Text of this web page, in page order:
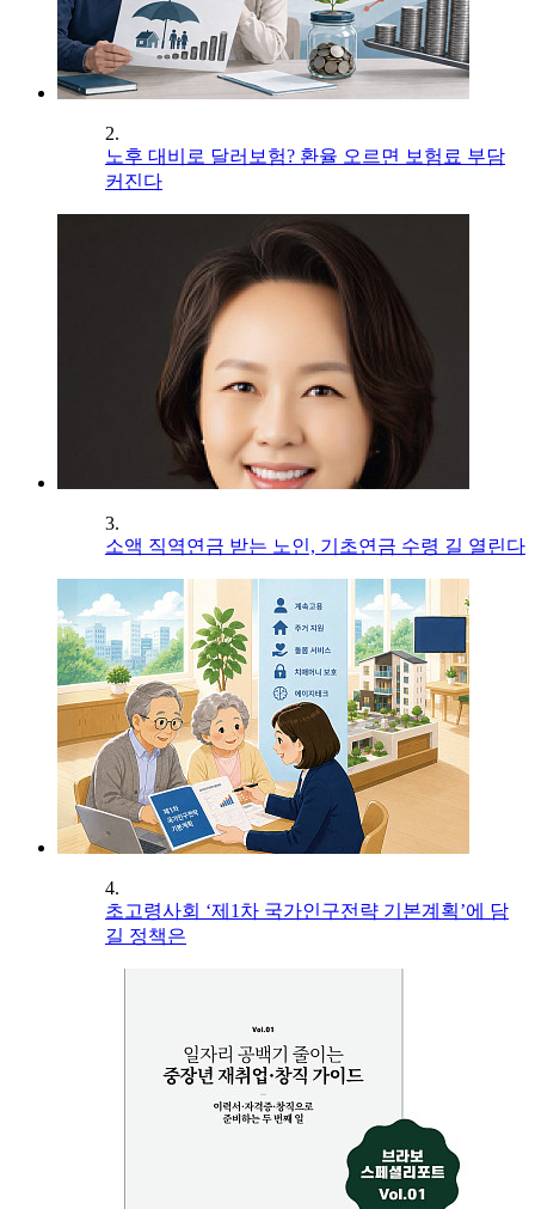
2.
노후 대비로 달러보험? 환율 오르면 보험료 부담
커진다
3.
소액 직역연금 받는 노인, 기초연금 수령 길 열린다
4.
초고령사회 ‘제1차 국가인구전략 기본계획’에 담
길 정책은